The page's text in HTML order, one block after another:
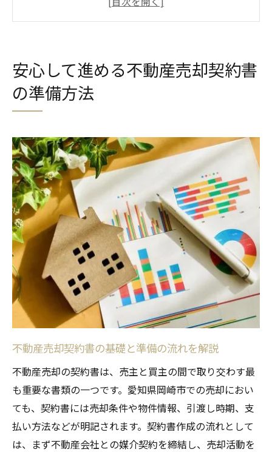
不動産売却契約書で見落としがちな注意点
実務で役立つ不動産売却契約書の保管術
押印廃止後の契約書ルール徹底チェック
不動産売却時に押印廃止が与える影響とは
押印廃止後の契約書運用と実務の注意点
電子契約導入時の不動産売却ルール要点
押印不要でも必要な確認事項と安全対策
不動産売却契約書の印鑑欄の取り扱い方法
コピー利用は可能か？実務での取り扱い例
不動産売却契約書のコピー使用ルール解説
原本とコピーの違いと注意すべき点
契約書コピーの有効性と実務上の可否
不動産売却時の書類提出とコピー管理法
トラブル防止のためのコピー取り扱い方
不動産売却で必要な書類一覧と管理ポイン
ト
契約書紛失時の対応策と再発防止法
安全に保管するための不動産売却書類術
安心して進める不動産売却契約書
の準備方法
不動産売却契約書の基礎と準備の流れを解説
不動産売却の契約書は、売主と買主の間で取り交わす最
も重要な書類の一つです。愛知県岡崎市での売却におい
ても、契約書には売却条件や物件情報、引渡し時期、支
払い方法などが明記されます。契約書作成の流れとして
は、まず不動産会社との媒介契約を締結し、売却活動を